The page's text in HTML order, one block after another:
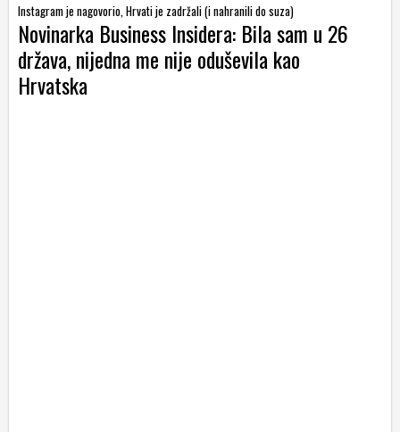
Instagram je nagovorio, Hrvati je zadržali (i nahranili do suza)
Novinarka Business Insidera: Bila sam u 26
država, nijedna me nije oduševila kao
Hrvatska